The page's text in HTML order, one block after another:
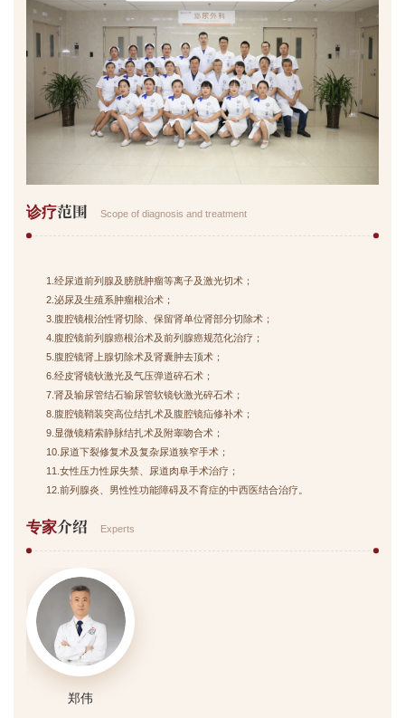
诊疗范围 Scope of diagnosis and treatment
1.经尿道前列腺及膀胱肿瘤等离子及激光切术；
2.泌尿及生殖系肿瘤根治术；
3.腹腔镜根治性肾切除、保留肾单位肾部分切除术；
4.腹腔镜前列腺癌根治术及前列腺癌规范化治疗；
5.腹腔镜肾上腺切除术及肾囊肿去顶术；
6.经皮肾镜钬激光及气压弹道碎石术；
7.肾及输尿管结石输尿管软镜钬激光碎石术；
8.腹腔镜鞘装突高位结扎术及腹腔镜疝修补术；
9.显微镜精索静脉结扎术及附睾吻合术；
10.尿道下裂修复术及复杂尿道狭窄手术；
11.女性压力性尿失禁、尿道肉阜手术治疗；
12.前列腺炎、男性性功能障碍及不育症的中西医结合治疗。
专家介绍 Experts
郑伟